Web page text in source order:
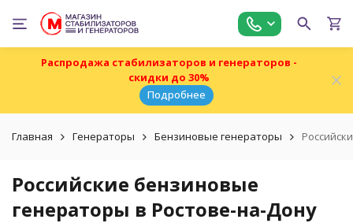
Распродажа стабилизаторов и генераторов -
скидки до 30%
Подробнее
Главная Генераторы Бензиновые генераторы
Российские бензиновые
генераторы в Ростове-на-Дону